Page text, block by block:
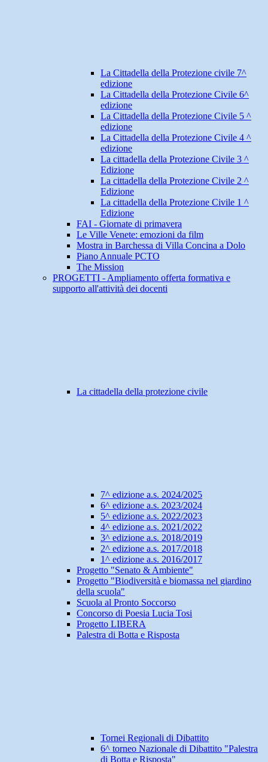
La Cittadella della Protezione civile 7^
edizione
La Cittadella della Protezione Civile 6^
edizione
La Cittadella della Protezione Civile 5 ^
edizione
La Cittadella della Protezione Civile 4 ^
edizione
La cittadella della Protezione Civile 3 ^
Edizione
La cittadella della Protezione Civile 2 ^
Edizione
La cittadella della Protezione Civile 1 ^
Edizione
FAI - Giornate di primavera
Le Ville Venete: emozioni da film
Mostra in Barchessa di Villa Concina a Dolo
Piano Annuale PCTO
The Mission
PROGETTI - Ampliamento offerta formativa e
supporto all'attività dei docenti
La cittadella della protezione civile
7^ edizione a.s. 2024/2025
6^ edizione a.s. 2023/2024
5^ edizione a.s. 2022/2023
4^ edizione a.s. 2021/2022
3^ edizione a.s. 2018/2019
2^ edizione a.s. 2017/2018
1^ edizione a.s. 2016/2017
Progetto "Senato & Ambiente"
Progetto "Biodiversità e biomassa nel giardino
della scuola"
Scuola al Pronto Soccorso
Concorso di Poesia Lucia Tosi
Progetto LIBERA
Palestra di Botta e Risposta
Tornei Regionali di Dibattito
6^ torneo Nazionale di Dibattito "Palestra
di Botta e Risposta"